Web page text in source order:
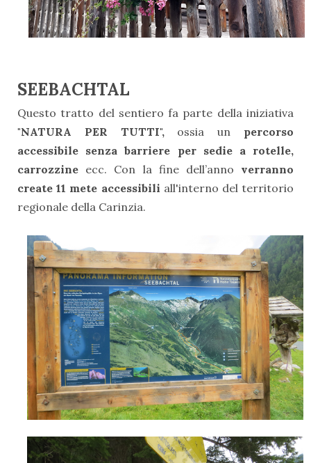
SEEBACHTAL
Questo tratto del sentiero fa parte della iniziativa
"NATURA PER TUTTI", ossia un percorso
accessibile senza barriere per sedie a rotelle,
carrozzine ecc. Con la fine dell’anno verranno
create 11 mete accessibili all'interno del territorio
regionale della Carinzia.